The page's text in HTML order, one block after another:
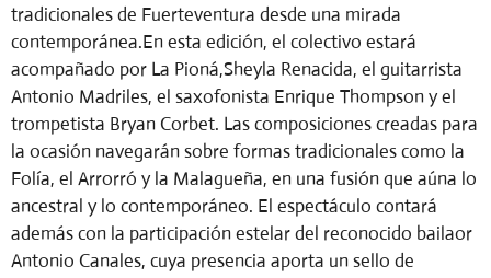
tradicionales de Fuerteventura desde una mirada
contemporánea.En esta edición, el colectivo estará
acompañado por La Pioná,Sheyla Renacida, el guitarrista
Antonio Madriles, el saxofonista Enrique Thompson y el
trompetista Bryan Corbet. Las composiciones creadas para
la ocasión navegarán sobre formas tradicionales como la
Folía, el Arrorró y la Malagueña, en una fusión que aúna lo
ancestral y lo contemporáneo. El espectáculo contará
además con la participación estelar del reconocido bailaor
Antonio Canales, cuya presencia aporta un sello de